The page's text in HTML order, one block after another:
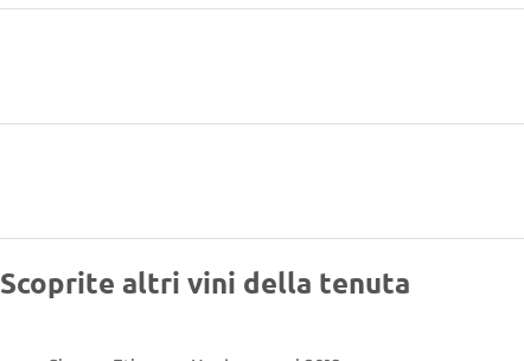
Scoprite altri vini della tenuta